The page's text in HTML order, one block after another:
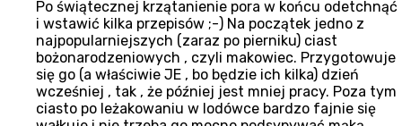
Po świątecznej krzątanienie pora w końcu odetchnąć
i wstawić kilka przepisów ;-) Na początek jedno z
najpopularniejszych (zaraz po pierniku) ciast
bożonarodzeniowych , czyli makowiec. Przygotowuje
się go (a właściwie JE , bo będzie ich kilka) dzień
wcześniej , tak , że później jest mniej pracy. Poza tym
ciasto po leżakowaniu w lodówce bardzo fajnie się